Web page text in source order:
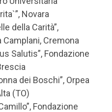
Novara
della Carità”,
Cremona
Salutis”, Fondazione
dei Boschi”, Orpea
(TO)
Fondazione